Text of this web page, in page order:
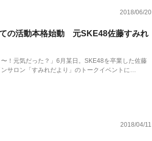
2018/06/20
の活動本格始動 元SKE48佐藤すみれ
〜！元気だった？」6月某日。SKE48を卒業した佐藤
サロン「すみれだより」のトークイベントに…
2018/04/11